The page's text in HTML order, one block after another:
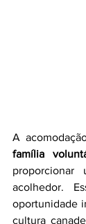
A
família
acolhedor.
oportunidade
cultura